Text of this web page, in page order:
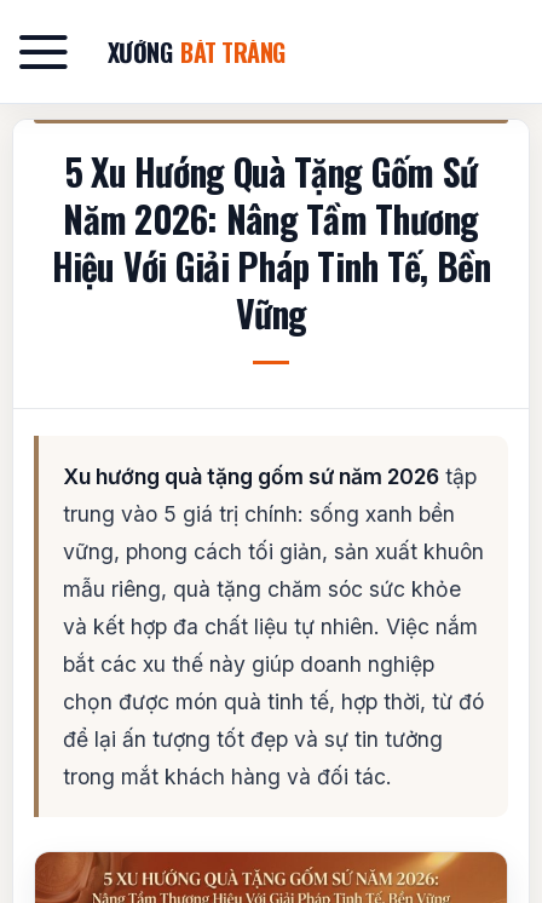
qua
nội
dung
XƯỞNG BÁT TRÀNG
5 Xu Hướng Quà Tặng Gốm Sứ
Năm 2026: Nâng Tầm Thương
Hiệu Với Giải Pháp Tinh Tế, Bền
Vững
Xu hướng quà tặng gốm sứ năm 2026 tập
trung vào 5 giá trị chính: sống xanh bền
vững, phong cách tối giản, sản xuất khuôn
mẫu riêng, quà tặng chăm sóc sức khỏe
và kết hợp đa chất liệu tự nhiên. Việc nắm
bắt các xu thế này giúp doanh nghiệp
chọn được món quà tinh tế, hợp thời, từ đó
để lại ấn tượng tốt đẹp và sự tin tưởng
trong mắt khách hàng và đối tác.